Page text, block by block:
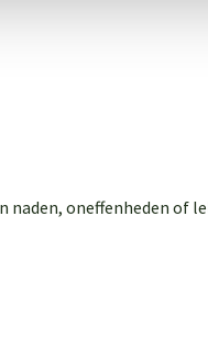
naden, oneffenheden of